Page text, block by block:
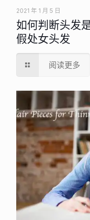
2021 年 1 月 5 日
如何判断头发
假处女头发
阅读更多